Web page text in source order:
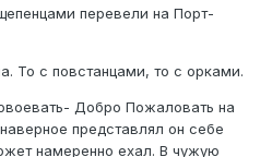
перевели на Порт-
То с повстанцами, то с орками.
Добро Пожаловать на
представлял он себе
намеренно ехал. В чужую